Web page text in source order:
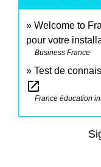
Welcome to
pour votre
Business France
Test de
open_in_new
France éducation